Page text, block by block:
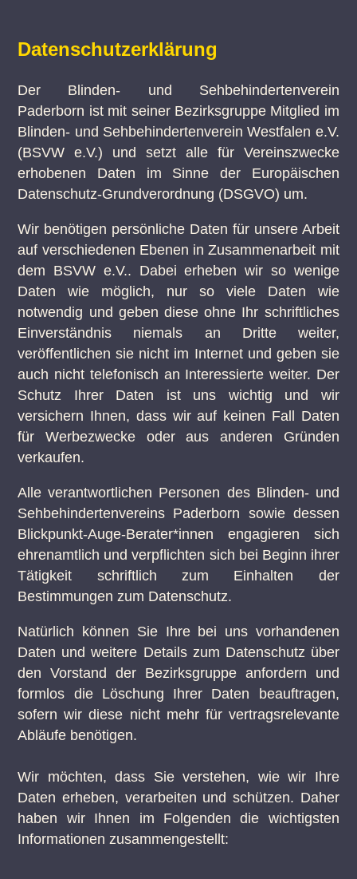
Datenschutzerklärung
Der Blinden- und Sehbehindertenverein
Paderborn ist mit seiner Bezirksgruppe Mitglied im
Blinden- und Sehbehindertenverein Westfalen e.V.
(BSVW e.V.) und setzt alle für Vereinszwecke
erhobenen Daten im Sinne der Europäischen
Datenschutz-Grundverordnung (DSGVO) um.
Wir benötigen persönliche Daten für unsere Arbeit
auf verschiedenen Ebenen in Zusammenarbeit mit
dem BSVW e.V.. Dabei erheben wir so wenige
Daten wie möglich, nur so viele Daten wie
notwendig und geben diese ohne Ihr schriftliches
Einverständnis niemals an Dritte weiter,
veröffentlichen sie nicht im Internet und geben sie
auch nicht telefonisch an Interessierte weiter. Der
Schutz Ihrer Daten ist uns wichtig und wir
versichern Ihnen, dass wir auf keinen Fall Daten
für Werbezwecke oder aus anderen Gründen
verkaufen.
Alle verantwortlichen Personen des Blinden- und
Sehbehindertenvereins Paderborn sowie dessen
Blickpunkt-Auge-Berater*innen engagieren sich
ehrenamtlich und verpflichten sich bei Beginn ihrer
Tätigkeit schriftlich zum Einhalten der
Bestimmungen zum Datenschutz.
Natürlich können Sie Ihre bei uns vorhandenen
Daten und weitere Details zum Datenschutz über
den Vorstand der Bezirksgruppe anfordern und
formlos die Löschung Ihrer Daten beauftragen,
sofern wir diese nicht mehr für vertragsrelevante
Abläufe benötigen.
Wir möchten, dass Sie verstehen, wie wir Ihre
Daten erheben, verarbeiten und schützen. Daher
haben wir Ihnen im Folgenden die wichtigsten
Informationen zusammengestellt: